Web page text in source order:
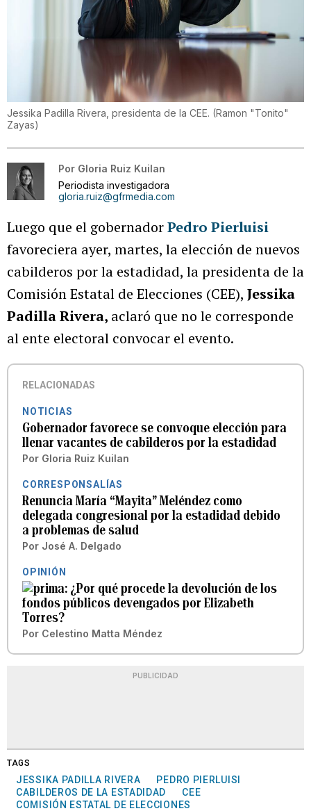
Jessika Padilla Rivera, presidenta de la CEE. (Ramon "Tonito"
Zayas)
Por Gloria Ruiz Kuilan
Periodista investigadora
gloria.ruiz@gfrmedia.com
Luego que el gobernadorPedro Pierluisi
favoreciera ayer, martes, la elección de nuevos
cabilderos por la estadidad, la presidenta de la
Comisión Estatal de Elecciones (CEE), Jessika
Padilla Rivera, aclaró que no le corresponde
al ente electoral convocar el evento.
RELACIONADAS
NOTICIAS
Gobernador favorece se convoque elección para
llenar vacantes de cabilderos por la estadidad
Por Gloria Ruiz Kuilan
CORRESPONSALÍAS
Renuncia María “Mayita” Meléndez como
delegada congresional por la estadidad debido
a problemas de salud
Por José A. Delgado
OPINIÓN
¿Por qué procede la devolución de los
fondos públicos devengados por Elizabeth
Torres?
Por Celestino Matta Méndez
PUBLICIDAD
TAGS
JESSIKA PADILLA RIVERA
PEDRO PIERLUISI
CABILDEROS DE LA ESTADIDAD
CEE
COMISIÓN ESTATAL DE ELECCIONES